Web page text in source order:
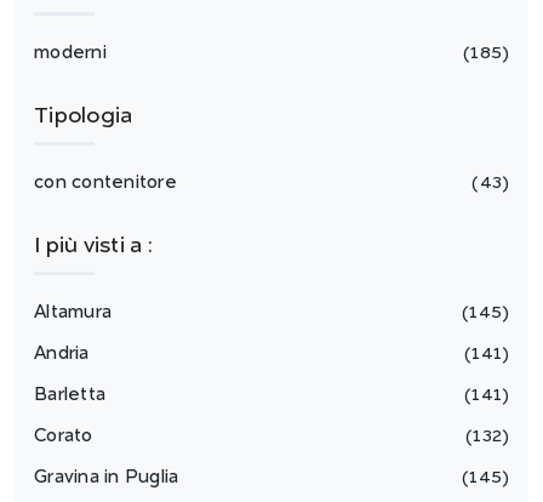
moderni 185
Tipologia
con contenitore 43
I più visti a :
Altamura 145
Andria 141
Barletta 141
Corato 132
Gravina in Puglia 145